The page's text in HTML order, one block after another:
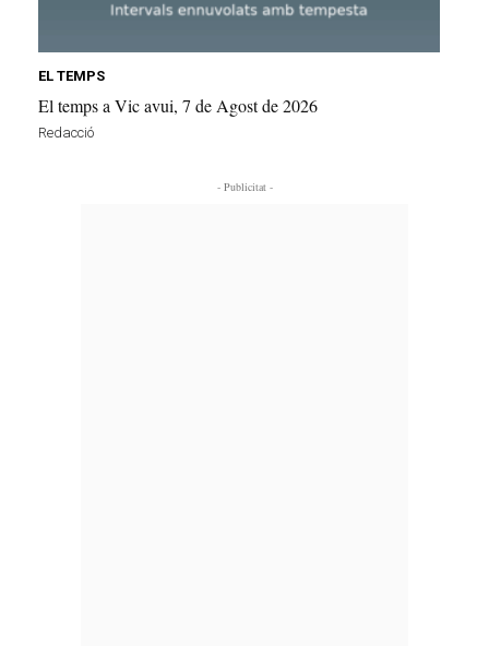
EL TEMPS
El temps a Vic avui, 7 de Agost de 2026
Redacció
- Publicitat -